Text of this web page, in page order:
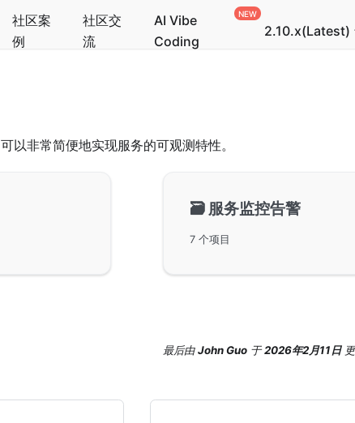
社区案
例
社区交
流
AI Vibe
Coding
2.10.x(Latest)
可以非常简便地实现服务的可观测特性。
🗃️ 服务监控告警
7 个项目
最后由John Guo 于2026年2月11日